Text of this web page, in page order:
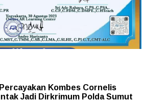
Kombes Cornelis
Jadi Dirkrimum Polda Sumut